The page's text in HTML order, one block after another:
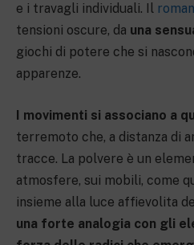
e i travagli individuali. Il
tensioni oscure, da una
giochi di potere che si
apparenze.
I movimenti si associano a
terremoto che, a distanza di
tracce. La polvere è un
atmosfere, sui mobili, come
insieme alla luce affievolita
una forte analogia con gli